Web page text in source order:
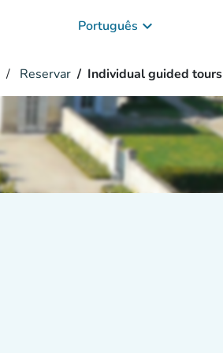
Português keyboard_arrow_down
Reservar Individual guided tours